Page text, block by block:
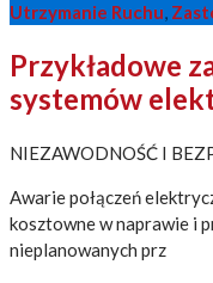
Utrzymanie Ruchu,
Przykładowe
systemów
NIEZAWODNOŚĆ I
Awarie połączeń
kosztowne w naprawie i
nieplanowanych prz